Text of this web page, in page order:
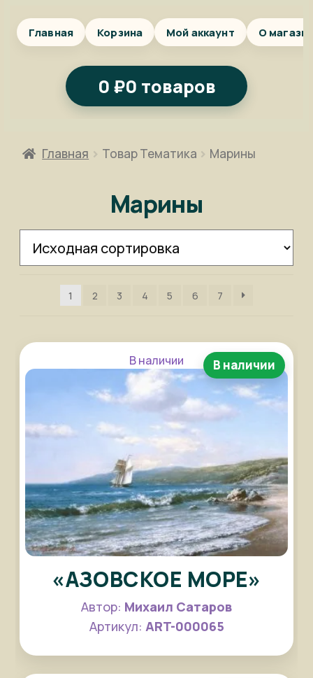
Главная Корзина Мой аккаунт О
0 ₽0 товаров
Главная Товар Тематика Марины
Марины
1 2 3 4 5 6 7
В наличии
В наличии
«АЗОВСКОЕ МОРЕ»
Автор: Михаил Сатаров
Артикул: ART-000065